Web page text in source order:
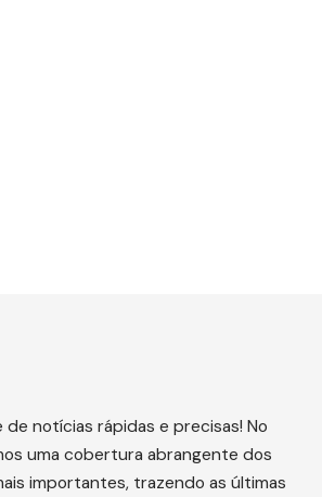
notícias rápidas e precisas! No
uma cobertura abrangente dos
importantes, trazendo as últimas